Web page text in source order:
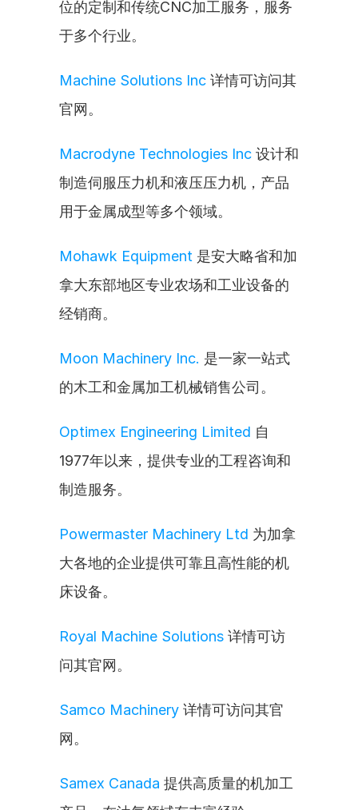
位的定制和传统CNC加工服务，服务
于多个行业。
Machine Solutions Inc 详情可访问其
官网。
Macrodyne Technologies Inc 设计和
制造伺服压力机和液压压力机，产品
用于金属成型等多个领域。
Mohawk Equipment 是安大略省和加
拿大东部地区专业农场和工业设备的
经销商。
Moon Machinery Inc. 是一家一站式
的木工和金属加工机械销售公司。
Optimex Engineering Limited 自
1977年以来，提供专业的工程咨询和
制造服务。
Powermaster Machinery Ltd 为加拿
大各地的企业提供可靠且高性能的机
床设备。
Royal Machine Solutions 详情可访
问其官网。
Samco Machinery 详情可访问其官
网。
Samex Canada 提供高质量的机加工